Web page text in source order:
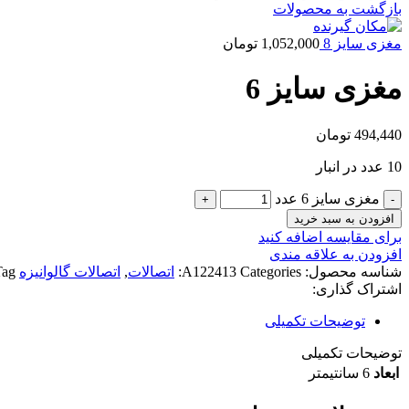
بازگشت به محصولات
مغزی سایز 8 1,052,000 تومان
مغزی سایز 6
494,440 تومان
10 عدد در انبار
مغزی سایز 6 عدد
افزودن به سبد خرید
برای مقایسه اضافه کنید
افزودن به علاقه مندی
شناسه محصول:
A122413 Categories: اتصالات, اتصالات گالوانیزه
اشتراک گذاری:
توضیحات تکمیلی
توضیحات تکمیلی
ابعاد 6 سانتیمتر